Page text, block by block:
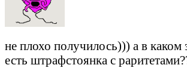
не плохо получилось))) а в каком
есть штрафстоянка с